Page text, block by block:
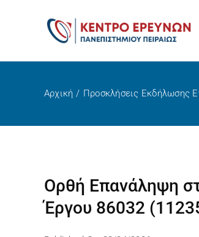
περιεχόμενο
Αρχική Προσκλήσεις Εκδήλωσης
Ορθή Επανάληψη
Έργου 86032